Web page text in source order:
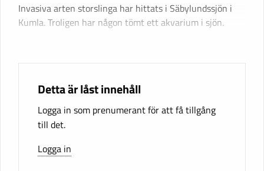
Invasiva arten storslinga har hittats i Säbylundssjön i
Kumla. Troligen har någon tömt ett akvarium i sjön.
Detta är låst innehåll
Logga in som prenumerant för att få tillgång
till det.
Logga in